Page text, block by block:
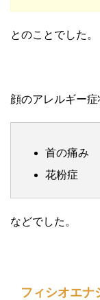
とのことでした。
顔のアレルギー症
首の痛み
花粉症
などでした。
フィシオエナ